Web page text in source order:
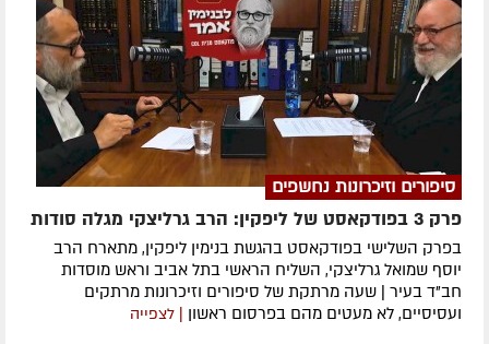
סיפורים וזיכרונות נחשפים
פרק 3 בפודקאסט של ליפקין: הרב גרליצקי מגלה סודות
בפרק השלישי בפודקאסט בהגשת בנימין ליפקין, מתארח הרב
יוסף שמואל גרליצקי, השליח הראשי בתל אביב וראש מוסדות
חב"ד בעיר | שעה מרתקת של סיפורים וזיכרונות מרתקים
ועסיסיים, לא מעטים מהם בפרסום ראשון | לצפייה